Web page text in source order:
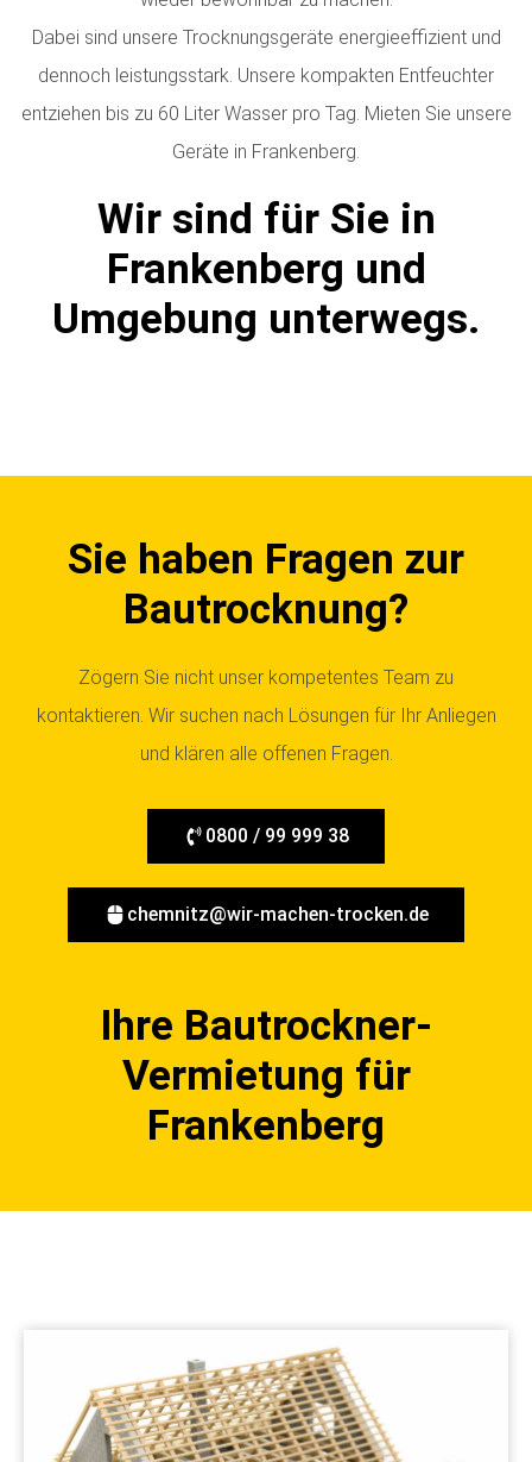
Dabei sind unsere Trocknungsgeräte energieeffizient und
dennoch leistungsstark. Unsere kompakten Entfeuchter
entziehen bis zu 60 Liter Wasser pro Tag. Mieten Sie unsere
Geräte in Frankenberg.
Wir sind für Sie in
Frankenberg und
Umgebung unterwegs.
Sie haben Fragen zur
Bautrocknung?
Zögern Sie nicht unser kompetentes Team zu
kontaktieren. Wir suchen nach Lösungen für Ihr Anliegen
und klären alle offenen Fragen.
0800 / 99 999 38
chemnitz@wir-machen-trocken.de
Ihre Bautrockner-
Vermietung für
Frankenberg